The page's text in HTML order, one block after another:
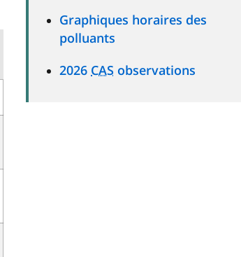
Graphiques horaires des
polluants
2026 CAS observations